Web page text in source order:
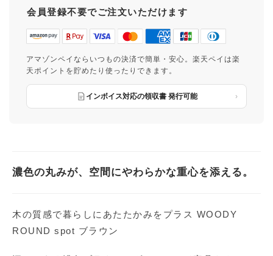
会員登録不要でご注文いただけます
アマゾンペイならいつもの決済で簡単・安心。楽天ペイは楽
天ポイントを貯めたり使ったりできます。
インボイス対応の領収書 発行可能
濃色の丸みが、空間にやわらかな重心を添える。
木の質感で暮らしにあたたかみをプラス WOODY
ROUND spot ブラウン